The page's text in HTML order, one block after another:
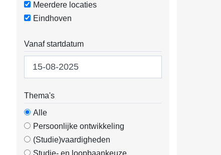
Meerdere locaties
Eindhoven
Vanaf startdatum
Thema's
Alle
Persoonlijke ontwikkeling
(Studie)vaardigheden